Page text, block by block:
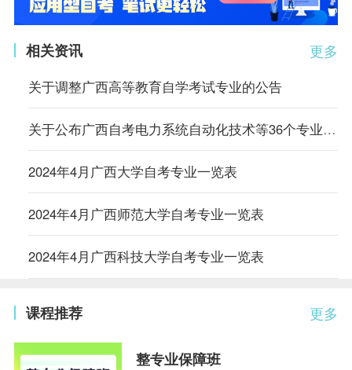
更多
相关资讯
关于调整广西高等教育自学考试专业的公告
关于公布广西自考电力系统自动化技术等36个专业停考方案公告
2024年4月广西大学自考专业一览表
2024年4月广西师范大学自考专业一览表
2024年4月广西科技大学自考专业一览表
更多
课程推荐
整专业保障班